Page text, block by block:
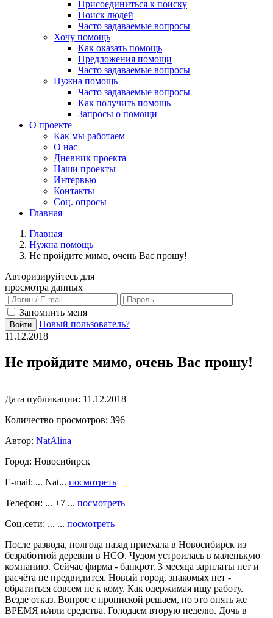
Присоединиться к поиску
Поиск людей
Часто задаваемые вопросы
Хочу помощь
Как оказать помощь
Предложения помощи
Часто задаваемые вопросы
Нужна помощь
Часто задаваемые вопросы
Как получить помощь
Запросы о помощи
О проекте
Как мы работаем
О нас
Дневник проекта
Наши проекты
Интервью
Контакты
Соц. опросы
Главная
Главная
Нужна помощь
Не пройдите мимо, очень Вас прошу!
Авторизируйтесь для
просмотра данных
Запомнить меня
Войти
Новый пользователь?
11.12.2018
Не пройдите мимо, очень Вас прошу!
Дата публикации: 11.12.2018
Количество просмотров: 396
Автор: NatAlina
Город: Новосибирск
E-mail: ... Nat... посмотреть
Телефон: ... +7 ... посмотреть
Соц.сети: ... ... посмотреть
После развода, полгода назад приехала в Новосибирск из
безработной деревни в НСО. Чудом устроилась в маленькую
компанию. Сейчас фирма - банкрот. 3 месяца зарплаты нет и
расчёта не предвидится. Новый город, знакомых нет -
обратиться совсем не к кому. Как одержимая ищу работу.
Везде отказ. Вопрос с пропиской решаем, но это опять же
ВРЕМЯ и/или средства. Голодаем вторую неделю. Дочь в